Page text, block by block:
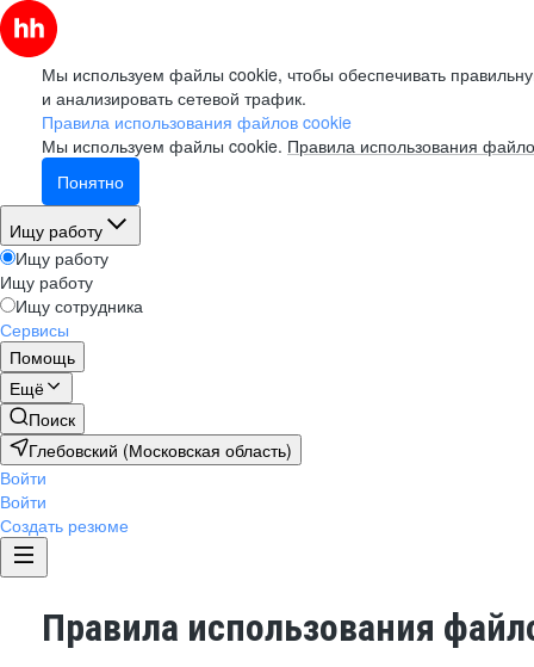
Мы используем файлы cookie, чтобы обеспечивать
и анализировать сетевой трафик.
Правила использования файлов cookie
Мы используем файлы cookie. Правила использования
Понятно
Ищу работу
Ищу работу
Ищу работу
Ищу сотрудника
Сервисы
Помощь
Ещё
Поиск
Глебовский (Московская область)
Войти
Войти
Создать резюме
Правила использования